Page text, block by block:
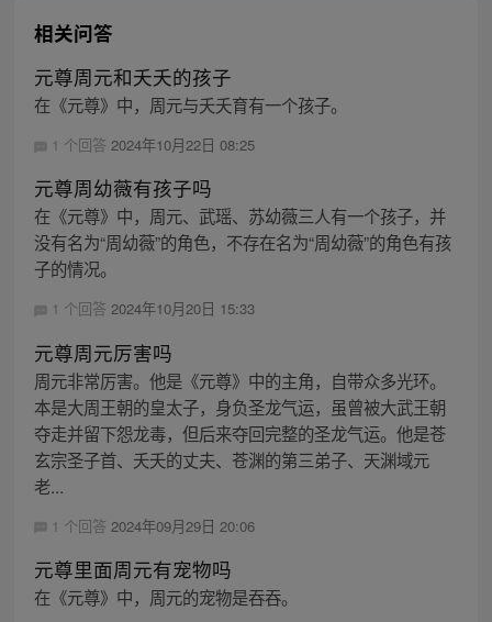
相关问答
元尊周元和夭夭的孩子
在《元尊》中，周元与夭夭育有一个孩子。
1 个回答 2024年10月22日 08:25
元尊周幼薇有孩子吗
在《元尊》中，周元、武瑶、苏幼薇三人有一个孩子，并
没有名为“周幼薇”的角色，不存在名为“周幼薇”的角色有孩
子的情况。
1 个回答 2024年10月20日 15:33
元尊周元厉害吗
周元非常厉害。他是《元尊》中的主角，自带众多光环。
本是大周王朝的皇太子，身负圣龙气运，虽曾被大武王朝
夺走并留下怨龙毒，但后来夺回完整的圣龙气运。他是苍
玄宗圣子首、夭夭的丈夫、苍渊的第三弟子、天渊域元
老...
1 个回答 2024年09月29日 20:06
元尊里面周元有宠物吗
在《元尊》中，周元的宠物是吞吞。